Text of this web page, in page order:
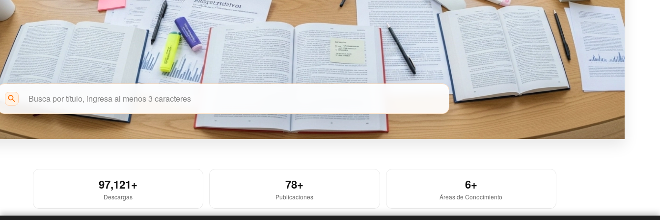
search
Acceso Abierto
97,121+
Descargas
78+
Publicaciones
6+
Áreas de Conocimiento